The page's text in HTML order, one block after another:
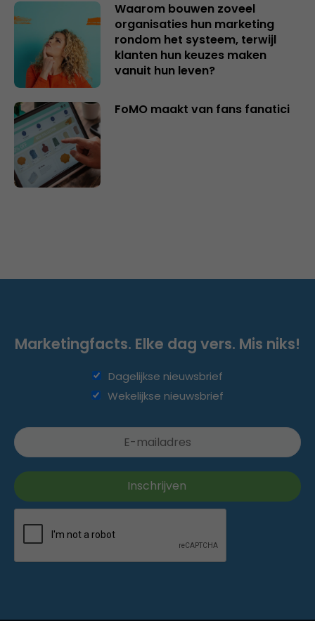
Waarom bouwen zoveel
organisaties hun marketing
rondom het systeem, terwijl
klanten hun keuzes maken
vanuit hun leven?
FoMO maakt van fans fanatici
Marketingfacts. Elke dag vers. Mis niks!
Dagelijkse nieuwsbrief
Wekelijkse nieuwsbrief